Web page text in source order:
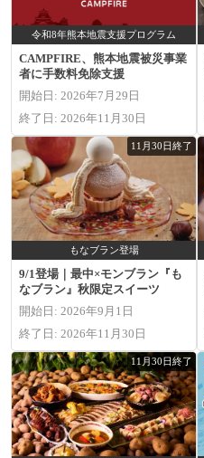
令和8年熊本地震支援プログラム
CAMPFIRE、熊本地震被災事業
者に手数料免除支援
開始日: 2026年7月29日
終了日: 2026年11月30日
11月30日終了
もなブラン登場
9/1登場｜最中×モンブラン『も
なブラン』秋限定スイーツ
開始日: 2026年9月1日
終了日: 2026年11月30日
11月30日終了